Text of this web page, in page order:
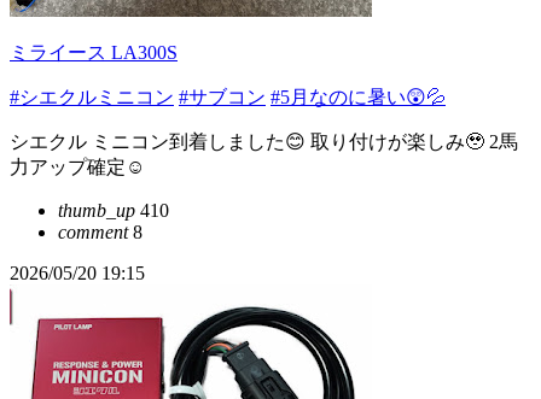
ミライース LA300S
#シエクルミニコン #サブコン #5月なのに暑い😲💦
シエクル ミニコン到着しました😊 取り付けが楽しみ🥹 2馬
力アップ確定☺️
thumb_up 410
comment8
2026/05/20 19:15